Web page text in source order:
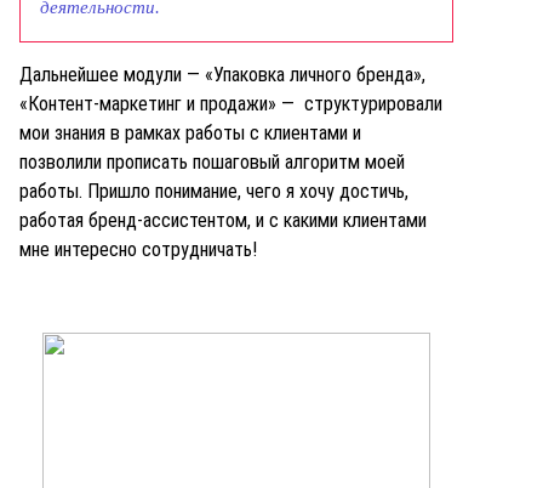
деятельности.
Дальнейшее модули — «Упаковка личного бренда»,
«Контент-маркетинг и продажи» — структурировали
мои знания в рамках работы с клиентами и
позволили прописать пошаговый алгоритм моей
работы. Пришло понимание, чего я хочу достичь,
работая бренд-ассистентом, и с какими клиентами
мне интересно сотрудничать!